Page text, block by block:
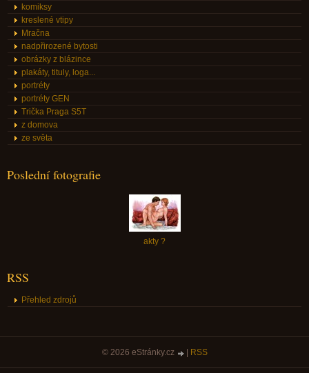
komiksy
kreslené vtipy
Mračna
nadpřirozené bytosti
obrázky z blázince
plakáty, tituly, loga...
portréty
portréty GEN
Trička Praga S5T
z domova
ze světa
Poslední fotografie
akty ?
RSS
Přehled zdrojů
© 2026 eStránky.cz RSS